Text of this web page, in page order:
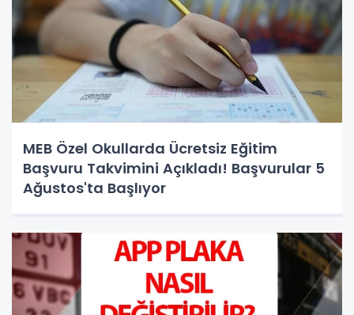
MEB Özel Okullarda Ücretsiz Eğitim
Başvuru Takvimini Açıkladı! Başvurular 5
Ağustos'ta Başlıyor